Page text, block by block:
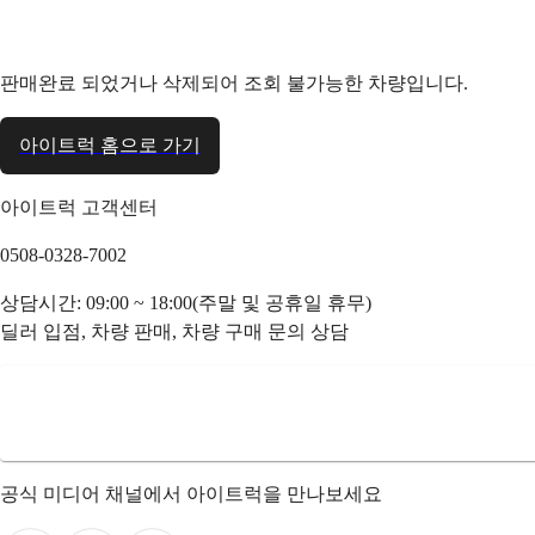
판매완료 되었거나 삭제되어 조회 불가능한 차량입니다.
아이트럭 홈으로 가기
아이트럭 고객센터
0508-0328-7002
상담시간: 09:00 ~ 18:00(주말 및 공휴일 휴무)
딜러 입점, 차량 판매, 차량 구매 문의 상담
공식 미디어 채널에서 아이트럭을 만나보세요